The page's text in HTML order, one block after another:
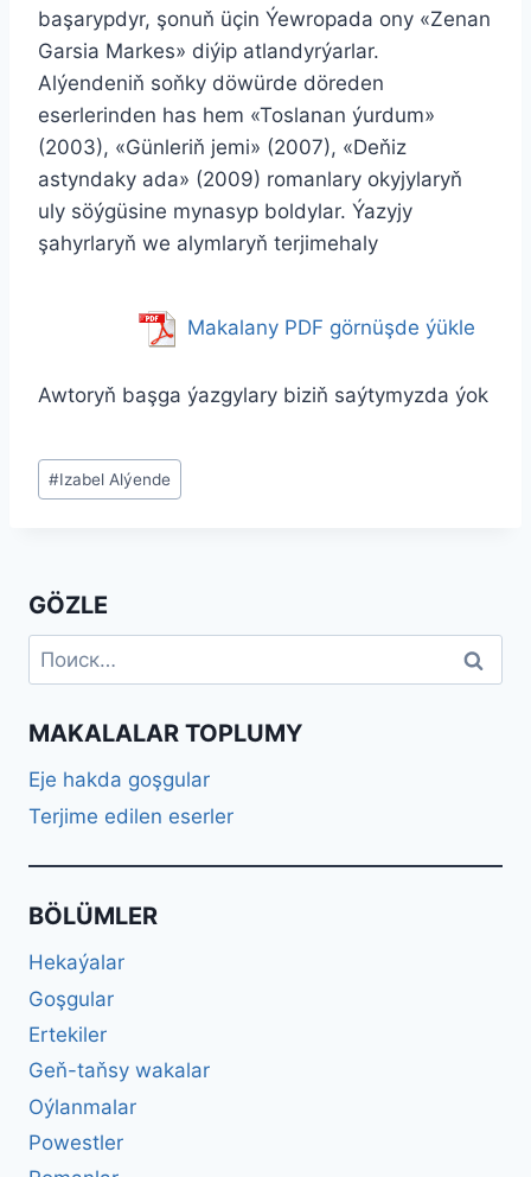
başarypdyr, şonuň üçin Ýewropada ony «Zenan
Garsia Markes» diýip atlandyrýarlar.
Alýendeniň soňky döwürde döreden
eserlerinden has hem «Toslanan ýurdum»
(2003), «Günleriň jemi» (2007), «Deňiz
astyndaky ada» (2009) romanlary okyjylaryň
uly söýgüsine mynasyp boldylar. Ýazyjy
şahyrlaryň we alymlaryň terjimehaly
Makalany PDF görnüşde ýükle
Awtoryň başga ýazgylary biziň saýtymyzda ýok
Метки
записи:
#Izabel Alýende
GÖZLE
Найти:
MAKALALAR TOPLUMY
Eje hakda goşgular
Terjime edilen eserler
BÖLÜMLER
Hekaýalar
Goşgular
Ertekiler
Geň-taňsy wakalar
Oýlanmalar
Powestler